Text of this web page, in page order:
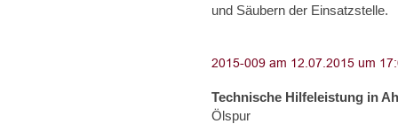
und Säubern der Einsatzstelle.
Technische Hilfeleistung in
Ölspur